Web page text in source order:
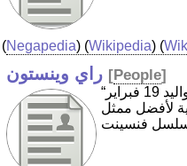
(Negapedia) (Wikipedia) (
راي وينستون [People]
“راي وينستون ‏ ممثل إنجليزي من مواليد 19 فبراير
لأفضل ممثل